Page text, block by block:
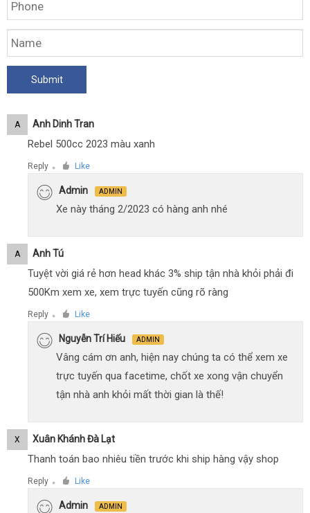
A Anh Dinh Tran
Rebel 500cc 2023 màu xanh
Reply ● Like
Admin ADMIN
Xe này tháng 2/2023 có hàng anh nhé
A Anh Tú
Tuyệt vời giá rẻ hơn head khác 3% ship tận nhà khỏi phải đi
500Km xem xe, xem trực tuyến cũng rõ ràng
Reply ● Like
Nguyễn Trí Hiếu ADMIN
Vâng cám ơn anh, hiện nay chúng ta có thể xem xe
trực tuyến qua facetime, chốt xe xong vận chuyển
tận nhà anh khỏi mất thời gian là thế!
X Xuân Khánh Đà Lạt
Thanh toán bao nhiêu tiền trước khi ship hàng vậy shop
Reply ● Like
Admin ADMIN